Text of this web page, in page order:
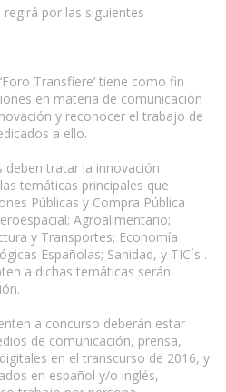
por las siguientes
Transfiere’ tiene como fin
en materia de comunicación
y reconocer el trabajo de
a ello.
tratar la innovación
temáticas principales que
Públicas y Compra Pública
Agroalimentario;
y Transportes; Economía
Españolas; Sanidad, y TIC´s .
a dichas temáticas serán
a concurso deberán estar
de comunicación, prensa,
en el transcurso de 2016, y
en español y/o inglés,